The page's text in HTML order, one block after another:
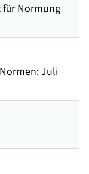
für Normung
Juli